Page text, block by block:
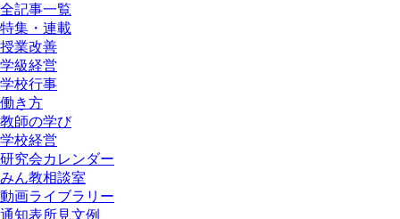
全記事一覧
特集・連載
授業改善
学級経営
学校行事
働き方
教師の学び
学校経営
研究会カレンダー
みん教相談室
動画ライブラリー
通知表所見文例